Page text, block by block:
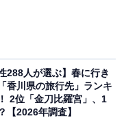
288人が選ぶ】春に行き
香川県の旅行先」ランキ
2位「金刀比羅宮」、1
【2026年調査】